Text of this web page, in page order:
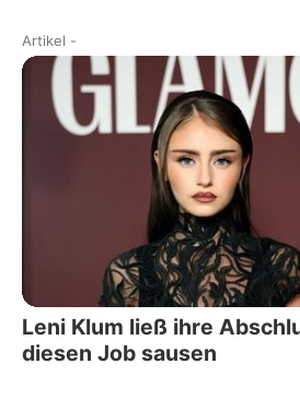
Artikel -
Leni Klum ließ ihre
diesen Job sausen